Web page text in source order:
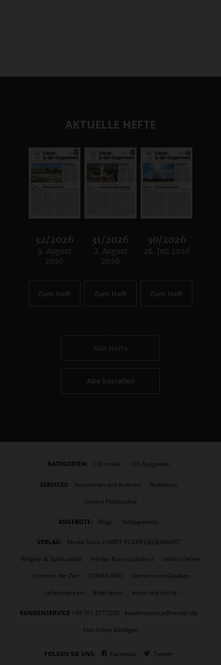
AKTUELLE HEFTE
32/2026
:
9. August
2026
Zum Heft
31/2026
:
2. August
2026
Zum Heft
30/2026
:
26. Juli 2026
Zum Heft
Abo bestellen
KATEGORIEN: CIG online CIG Ausgaben
SERVICES: Autorinnen und Autoren
Redaktion
Unsere Philosophie
ANGEBOTE: Blogs Schlagwörter
VERLAG:
Media Sales CHRIST IN DER GEGENWART
Religion & Spiritualität
Herder Korrespondenz
einfach leben
Stimmen der Zeit
COMMUNIO
Gemeinsam Glauben
Lebensspuren
Bibel lesen kunst und kirche
KUNDENSERVICE +49 761 2717200
kundenservice@herder.de
Abo online kündigen
FOLGEN SIE UNS: Facebook Twitter